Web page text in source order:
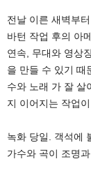
전날 이른 새벽부
바턴 작업 후의 아
연속, 무대와 영상
을 만들 수 있기 때
수와 노래 가 잘 살
지 이어지는 작업
녹화 당일. 객석에
가수와 곡이 조명